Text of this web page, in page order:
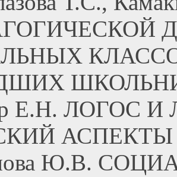
Е.Н. ЛОГОС
АСПЕКТЫ
Ю.В.